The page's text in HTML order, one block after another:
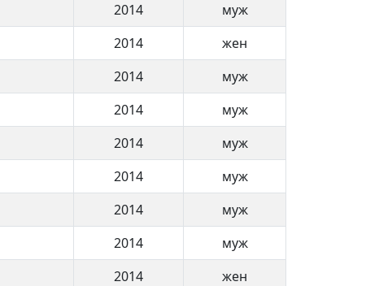
2014
муж
2014
жен
2014
муж
2014
муж
2014
муж
2014
муж
2014
муж
2014
муж
2014
жен